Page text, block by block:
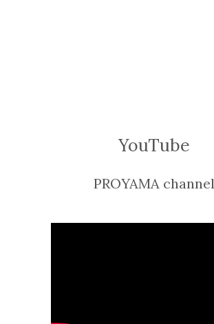
YouTube
PROYAMA channel